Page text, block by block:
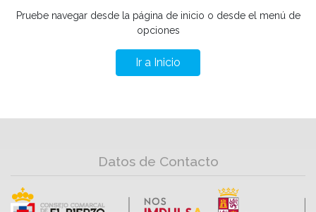
Pruebe navegar desde la página de inicio o desde el menú de
opciones
Ir a Inicio
Datos de Contacto